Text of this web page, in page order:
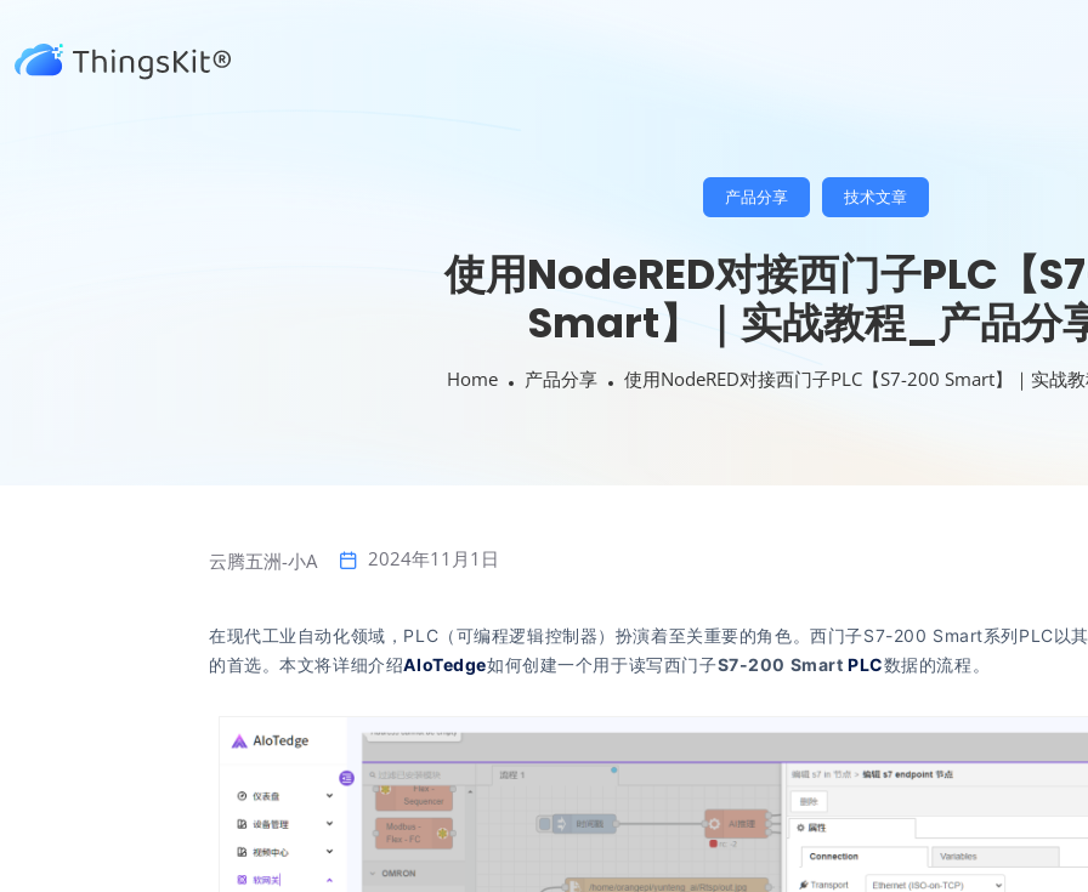
产品分享 技术文章
使用NodeRED对接西门子PLC【
Smart】｜实战教程_产品分
Home 产品分享 使用NodeRED对接西门子PLC【S7-200 Smart】｜实战
云腾五洲-小A 2024年11月1日
在现代工业自动化领域，PLC（可编程逻辑控制器）扮演着至关重要的角色。西门子S7-200 Smart系列PLC以
的首选。本文将详细介绍AIoTedge如何创建一个用于读写西门子S7-200 SmartPLC数据的流程。